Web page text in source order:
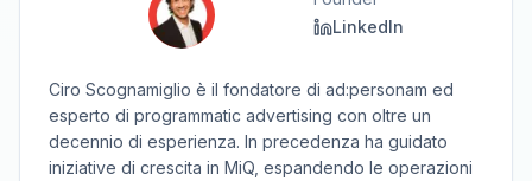
LinkedIn
Ciro Scognamiglio è il fondatore di ad:personam ed
esperto di programmatic advertising con oltre un
decennio di esperienza. In precedenza ha guidato
iniziative di crescita in MiQ, espandendo le operazioni